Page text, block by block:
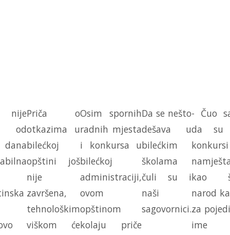
nije
od
Priča o
otkazima u
bilećkoj
opštini još
nije
završena,
tehnološkim
viškom će
Osim spornih
radnih mjesta
i konkursa u
bilećkoj
administraciji,
ovom
opštinom
kolaju priče
Da se nešto
dešava u
bilećkim
školama
čuli su i
naši
sagovornici.
- Čuo
da
konkursi
kao
narod
za